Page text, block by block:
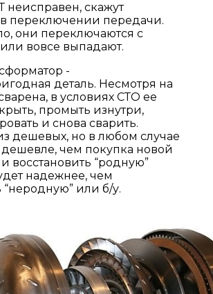
неисправен, скажут
переключении передачи.
они переключаются с
вовсе выпадают.
-
деталь. Несмотря на
в условиях СТО ее
промыть изнутри,
и снова сварить.
дешевых, но в любом случае
чем покупка новой
восстановить “родную”
надежнее, чем
“неродную” или б/у.